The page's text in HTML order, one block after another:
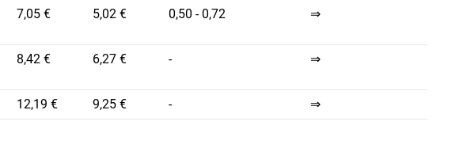
7,05 € 5,02 € 0,50 - 0,72 ⇒
8,42 € 6,27 € - ⇒
12,19 € 9,25 € -
⇒